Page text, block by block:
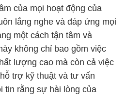
của mọi hoạt động của
lắng nghe và đáp ứng mọi
một cách tận tâm và
không chỉ bao gồm việc
lượng cao mà còn cả việc
trợ kỹ thuật và tư vấn
tin rằng sự hài lòng của